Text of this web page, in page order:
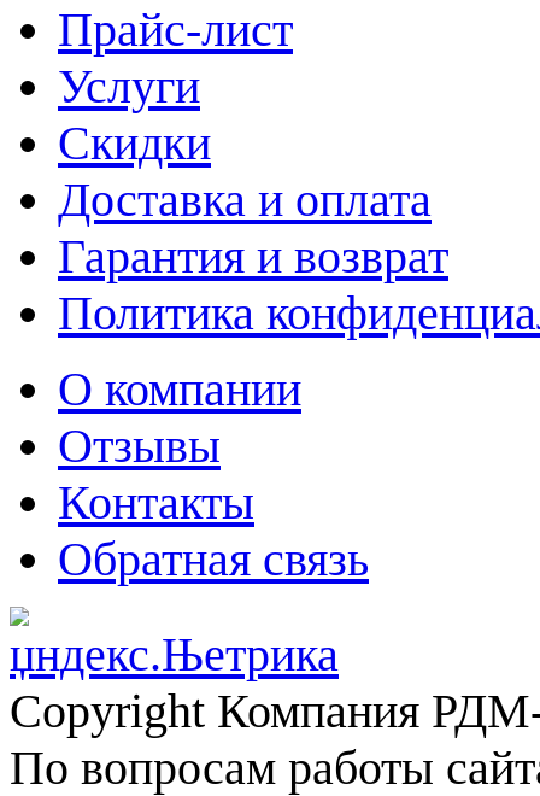
Прайс-лист
Услуги
Скидки
Доставка и оплата
Гарантия и возврат
Политика
О компании
Отзывы
Контакты
Обратная связь
Copyright Компания
По вопросам работы